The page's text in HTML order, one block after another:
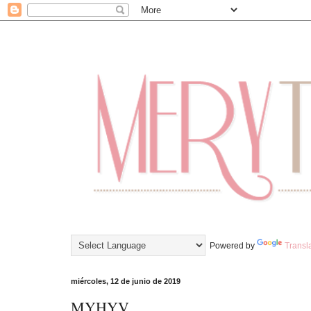
Powered by
miércoles, 12 de junio de 2019
MYHYV